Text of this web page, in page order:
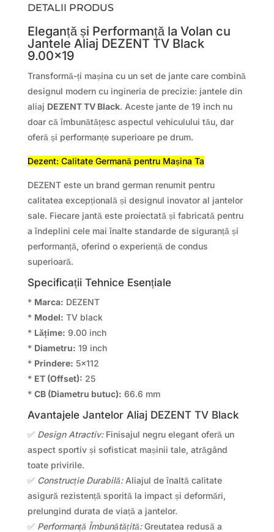
DETALII PRODUS
Eleganță și Performanță la Volan cu
Jantele Aliaj DEZENT TV Black
9.00×19
Transformă-ți mașina cu un set de jante care combină
designul modern cu ingineria de precizie: jantele din
aliaj DEZENT TV Black. Aceste jante de 19 inch nu
doar că îmbunătățesc aspectul vehiculului tău, dar
oferă și performanțe superioare pe drum.
Dezent: Calitate Germană pentru Mașina Ta
DEZENT este un brand german renumit pentru
calitatea excepțională și designul inovator al jantelor
sale. Fiecare jantă este proiectată și fabricată pentru
a îndeplini cele mai înalte standarde de siguranță și
performanță, oferind o experiență de condus
superioară.
Specificații Tehnice Esențiale
* Marca: DEZENT
* Model: TV black
* Lățime: 9.00 inch
* Diametru: 19 inch
* Prindere: 5×112
* ET (Offset): 25
* CB (Diametru butuc): 66.6 mm
Avantajele Jantelor Aliaj DEZENT TV Black
✅ Design Atractiv:Finisajul negru elegant oferă un
aspect sportiv și sofisticat mașinii tale, atrăgând
toate privirile.
✅ Construcție Durabilă:Aliajul de înaltă calitate
asigură rezistență sporită la impact și deformări,
prelungind durata de viață a jantelor.
✅ Performanță Îmbunătățită:Greutatea redusă a